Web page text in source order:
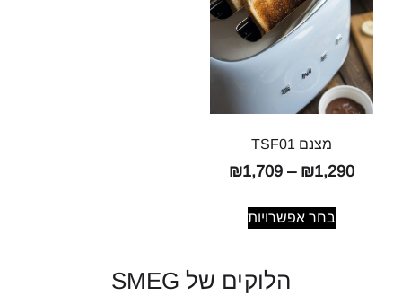
מצנם TSF01
₪1,290
–
₪1,709
בחר אפשרויות
הלוקים של SMEG